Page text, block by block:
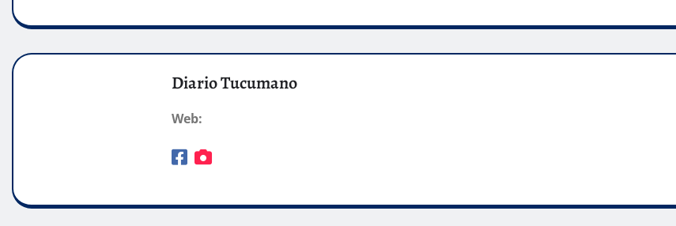
Diario Tucumano
Web: